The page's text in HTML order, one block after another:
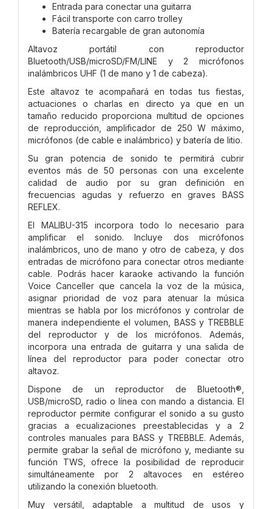
Entrada para conectar una guitarra
Fácil transporte con carro trolley
Batería recargable de gran autonomía
Altavoz portátil con reproductor
Bluetooth/USB/microSD/FM/LINE y 2 micrófonos
inalámbricos UHF (1 de mano y 1 de cabeza).
Este altavoz te acompañará en todas tus fiestas,
actuaciones o charlas en directo ya que en un
tamaño reducido proporciona multitud de opciones
de reproducción, amplificador de 250 W máximo,
micrófonos (de cable e inalámbrico) y batería de litio.
Su gran potencia de sonido te permitirá cubrir
eventos más de 50 personas con una excelente
calidad de audio por su gran definición en
frecuencias agudas y refuerzo en graves BASS
REFLEX.
El MALIBU-315 incorpora todo lo necesario para
amplificar el sonido. Incluye dos micrófonos
inalámbricos, uno de mano y otro de cabeza, y dos
entradas de micrófono para conectar otros mediante
cable. Podrás hacer karaoke activando la función
Voice Canceller que cancela la voz de la música,
asignar prioridad de voz para atenuar la música
mientras se habla por los micrófonos y controlar de
manera independiente el volumen, BASS y TREBBLE
del reproductor y de los micrófonos. Además,
incorpora una entrada de guitarra y una salida de
línea del reproductor para poder conectar otro
altavoz.
Dispone de un reproductor de Bluetooth®,
USB/microSD, radio o línea con mando a distancia. El
reproductor permite configurar el sonido a su gusto
gracias a ecualizaciones preestablecidas y a 2
controles manuales para BASS y TREBBLE. Además,
permite grabar la señal de micrófono y, mediante su
función TWS, ofrece la posibilidad de reproducir
simultáneamente por 2 altavoces en estéreo
utilizando la conexión bluetooth.
Muy versátil, adaptable a multitud de usos y